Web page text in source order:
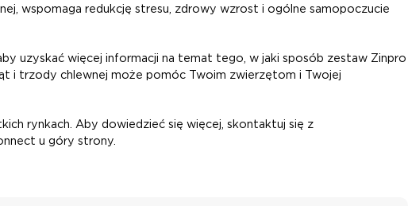
wspomaga redukcję stresu, zdrowy wzrost i ogólne samopoczucie
uzyskać więcej informacji na temat tego, w jaki sposób zestaw Zinpro
i trzody chlewnej może pomóc Twoim zwierzętom i Twojej
rynkach. Aby dowiedzieć się więcej, skontaktuj się z
u góry strony.